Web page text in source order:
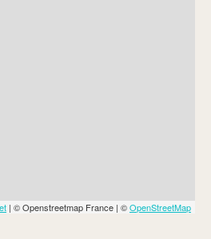
| © Openstreetmap France | ©OpenStreetMap